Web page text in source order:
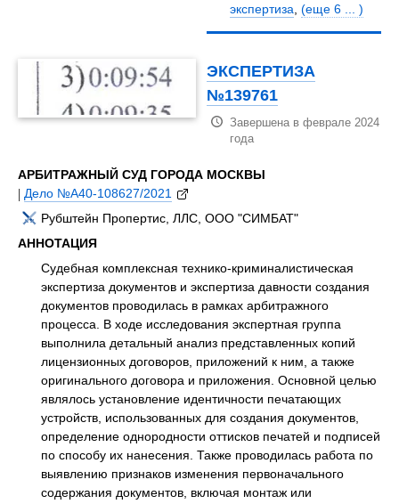
экспертиза,(еще 6 ... )
ЭКСПЕРТИЗА
№139761
Завершена в феврале 2024
года
АРБИТРАЖНЫЙ СУД ГОРОДА МОСКВЫ
| Дело №А40-108627/2021
Рубштейн Пропертис, ЛЛС, ООО "СИМБАТ"
АННОТАЦИЯ
Судебная комплексная технико-криминалистическая
экспертиза документов и экспертиза давности создания
документов проводилась в рамках арбитражного
процесса. В ходе исследования экспертная группа
выполнила детальный анализ представленных копий
лицензионных договоров, приложений к ним, а также
оригинального договора и приложения. Основной целью
являлось установление идентичности печатающих
устройств, использованных для создания документов,
определение однородности оттисков печатей и подписей
по способу их нанесения. Также проводилась работа по
выявлению признаков изменения первоначального
содержания документов, включая монтаж или